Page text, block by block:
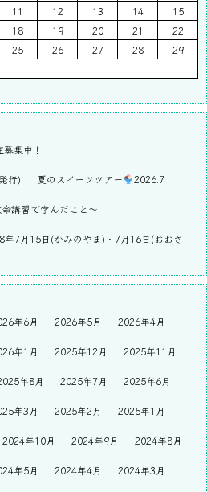
11 12 13 14
15
18 19 20 21
22
25 26 27 28
29
集中！
行) 夏のスイーツツアー 2026.7
講習で学んだこと～
7月15日(かみのやま)・7月16日(おおさ
年6月 2026年5月 2026年4月
年1月 2025年12月 2025年11月
年8月 2025年7月 2025年6月
年3月 2025年2月 2025年1月
2024年10月 2024年9月 2024年8月
年5月 2024年4月 2024年3月